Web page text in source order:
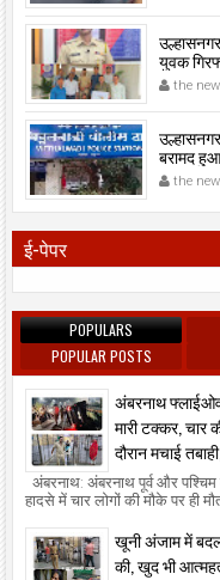
युवक
जप्त,
पोलीस
the
बरामद
the
ई-पेपर
POPULARS
POPULAR POSTS
अंबरनाथ
मारी टक्कर,
दौरान मचाई
अंबरनाथ: अंबरनाथ पूर्व और
हादसे में चार लोगों की मौके पर ही
खूनी अंजाम में
की, खुद भी